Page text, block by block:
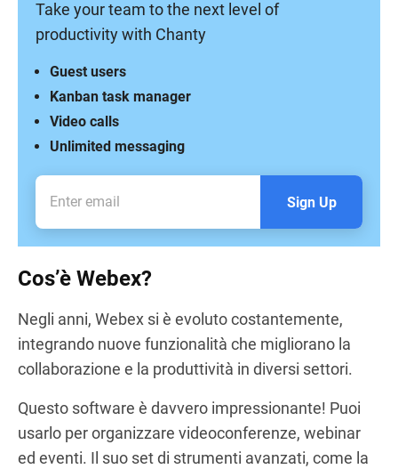
Take your team to the next level of
productivity with Chanty
Unlimited messaging
Video calls
Kanban task manager
Guest users
Sign Up
Cos’è Webex?
Negli anni, Webex si è evoluto costantemente,
integrando nuove funzionalità che migliorano la
collaborazione e la produttività in diversi settori.
Questo software è davvero impressionante! Puoi
usarlo per organizzare videoconferenze, webinar
ed eventi. Il suo set di strumenti avanzati, come la